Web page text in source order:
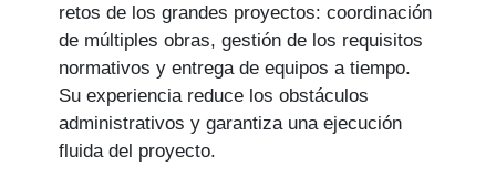
retos de los grandes proyectos: coordinación
de múltiples obras, gestión de los requisitos
normativos y entrega de equipos a tiempo.
Su experiencia reduce los obstáculos
administrativos y garantiza una ejecución
fluida del proyecto.